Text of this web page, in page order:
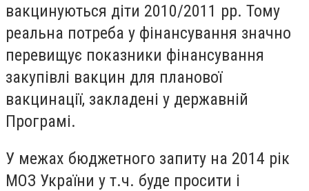
вакцинуються діти 2010/2011 рр. Тому
реальна потреба у фінансування значно
перевищує показники фінансування
закупівлі вакцин для планової
вакцинації, закладені у державній
Програмі.
У межах бюджетного запиту на 2014 рік
МОЗ України у т.ч. буде просити і